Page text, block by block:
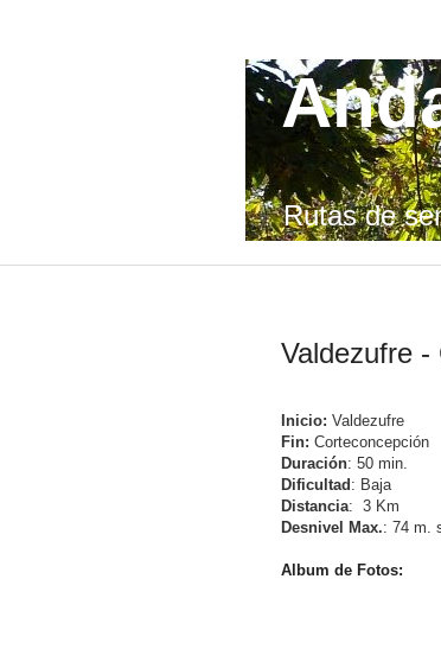
Rutas de
Valdezufre -
Inicio: Valdezufre
Fin: Corteconcepción
Duración: 50 min.
Dificultad : Baja
Distancia: 3 Km
Desnivel
Max.: 74 m.
Album de Fotos: